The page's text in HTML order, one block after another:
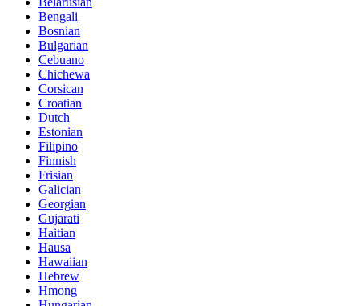
Bengali
Bosnian
Bulgarian
Cebuano
Chichewa
Corsican
Croatian
Dutch
Estonian
Filipino
Finnish
Frisian
Galician
Georgian
Gujarati
Haitian
Hausa
Hawaiian
Hebrew
Hmong